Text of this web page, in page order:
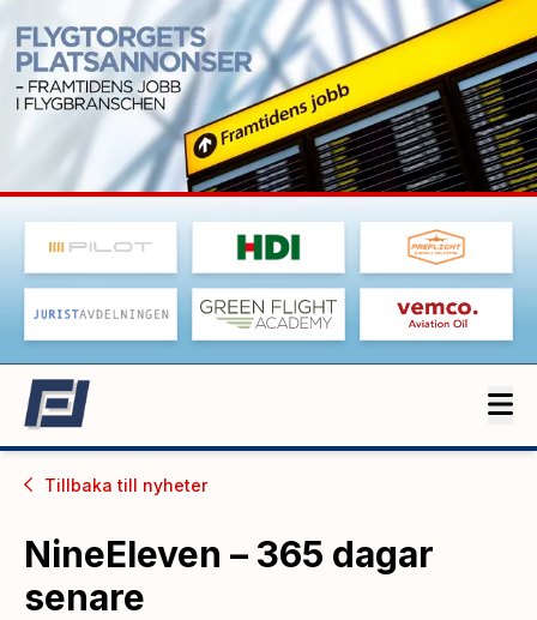
Tillbaka till nyheter
NineEleven – 365 dagar
senare